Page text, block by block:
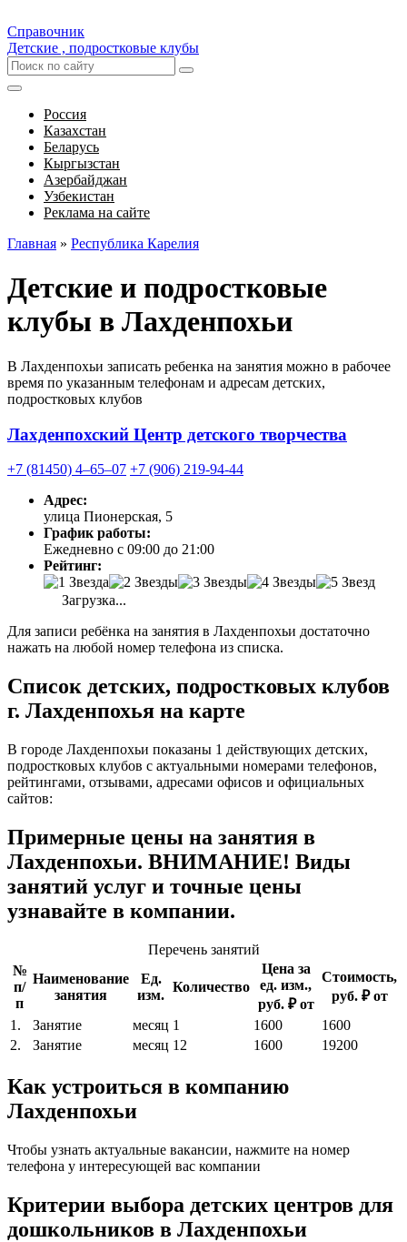
Справочник
Детские , подростковые клубы
Россия
Казахстан
Беларусь
Кыргызстан
Азербайджан
Узбекистан
Реклама на сайте
Главная » Республика Карелия
Детские и подростковые
клубы в Лахденпохьи
В Лахденпохьи записать ребенка на занятия можно в рабочее
время по указанным телефонам и адресам детских,
подростковых клубов
Лахденпохский Центр детского творчества
+7 (81450) 4‒65‒07 +7 (906) 219-94-44
Адрес:
улица Пионерская, 5
График работы:
Ежедневно с 09:00 до 21:00
Рейтинг:
Загрузка...
Для записи ребёнка на занятия в Лахденпохьи достаточно
нажать на любой номер телефона из списка.
Список детских, подростковых клубов
г. Лахденпохья на карте
В городе Лахденпохьи показаны 1 действующих детских,
подростковых клубов с актуальными номерами телефонов,
рейтингами, отзывами, адресами офисов и официальных
сайтов:
Примерные цены на занятия в
Лахденпохьи. ВНИМАНИЕ! Виды
занятий услуг и точные цены
узнавайте в компании.
Перечень занятий
№
п/
п
Наименование
занятия
Ед.
изм.
Количество
Цена за
ед. изм.,
руб. ₽ от
Стоимость,
руб. ₽ от
1.
Занятие месяц 1 1600
1600
2.
Занятие месяц 12 1600 19200
Как устроиться в компанию
Лахденпохьи
Чтобы узнать актуальные вакансии, нажмите на номер
телефона у интересующей вас компании
Критерии выбора детских центров для
дошкольников в Лахденпохьи